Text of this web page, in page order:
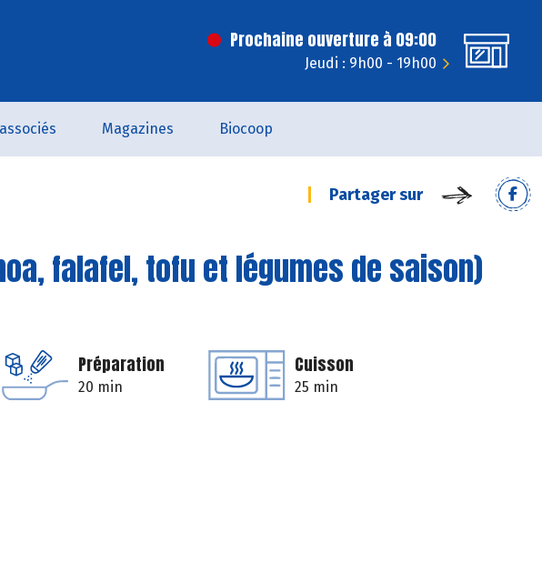
Prochaine ouverture à 09:00
Jeudi : 9h00 - 19h00
Magazines Biocoop
Partager sur
falafel, tofu et légumes de saison)
Préparation
20 min
Cuisson
25 min